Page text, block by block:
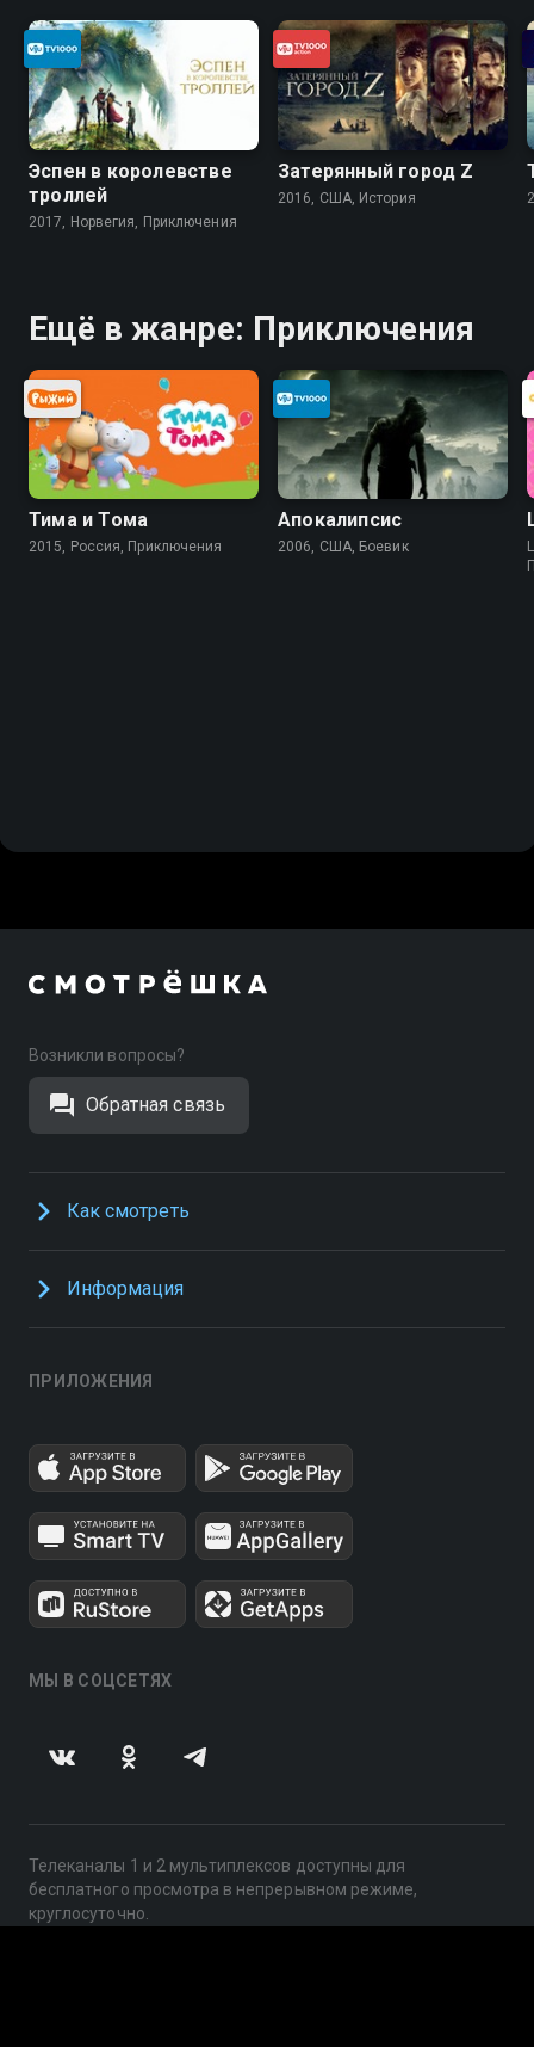
Эспен в королевстве
троллей
2017, Норвегия, Приключения
Затерянный город Z
2016, США, История
Ещё в жанре: Приключения
Тима и Тома
2015, Россия, Приключения
Апокалипсис
2006, США, Боевик
Возникли вопросы?
Обратная связь
Как смотреть
Информация
ПРИЛОЖЕНИЯ
МЫ В СОЦСЕТЯХ
Телеканалы 1 и 2 мультиплексов доступны для
бесплатного просмотра в непрерывном режиме,
круглосуточно.